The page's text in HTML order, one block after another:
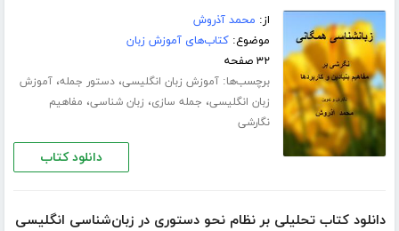
از: محمد آذروش
موضوع:کتاب‌های آموزش زبان
۳۲ صفحه
برچسب‌ها:آموزش زبان انگلیسی،دستور جمله،آموزش
زبان انگلیسی، جمله سازی، زبان شناسی، مفاهیم
نگارشی
دانلود کتاب
دانلود کتاب تحلیلی بر نظام نحو دستوری در زبان‌شناسی انگلیسی